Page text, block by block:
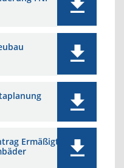
Ermäßigter